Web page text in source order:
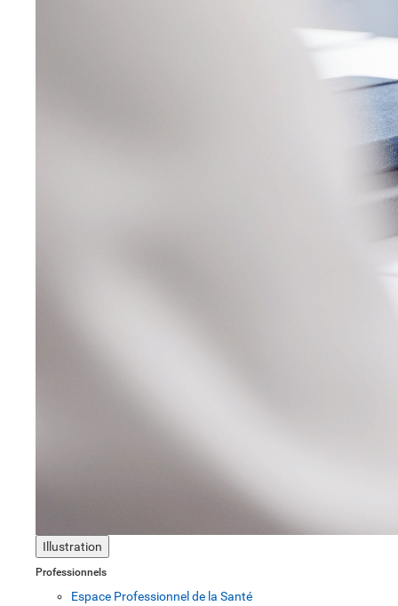
Illustration
Professionnels
Espace Professionnel de la Santé